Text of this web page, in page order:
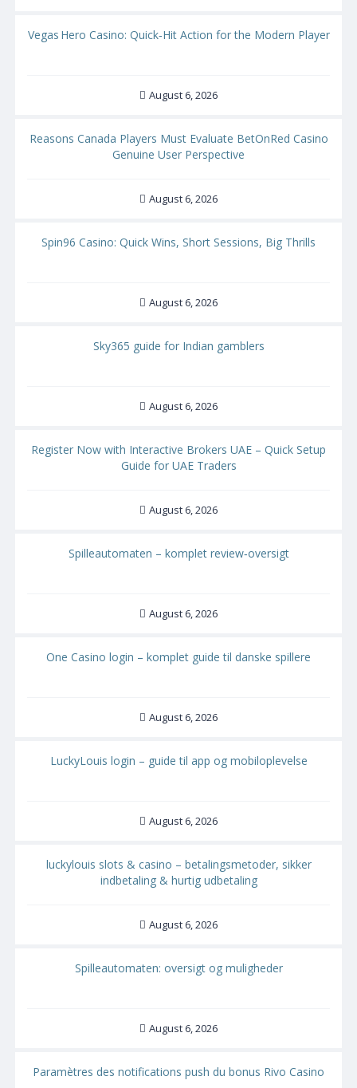
Vegas Hero Casino: Quick‑Hit Action for the Modern Player
August 6, 2026
Reasons Canada Players Must Evaluate BetOnRed Casino
Genuine User Perspective
August 6, 2026
Spin96 Casino: Quick Wins, Short Sessions, Big Thrills
August 6, 2026
Sky365 guide for Indian gamblers
August 6, 2026
Register Now with Interactive Brokers UAE – Quick Setup
Guide for UAE Traders
August 6, 2026
Spilleautomaten – komplet review‑oversigt
August 6, 2026
One Casino login – komplet guide til danske spillere
August 6, 2026
LuckyLouis login – guide til app og mobiloplevelse
August 6, 2026
luckylouis slots & casino – betalingsmetoder, sikker
indbetaling & hurtig udbetaling
August 6, 2026
Spilleautomaten: oversigt og muligheder
August 6, 2026
Paramètres des notifications push du bonus Rivo Casino